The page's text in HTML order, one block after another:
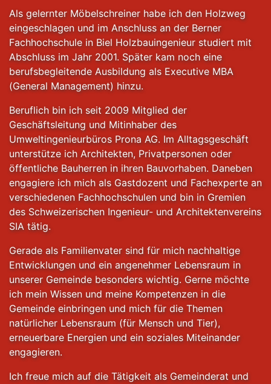
Als gelernter Möbelschreiner habe ich den Holzweg
eingeschlagen und im Anschluss an der Berner
Fachhochschule in Biel Holzbauingenieur studiert mit
Abschluss im Jahr 2001. Später kam noch eine
berufsbegleitende Ausbildung als Executive MBA
(General Management) hinzu.
Beruflich bin ich seit 2009 Mitglied der
Geschäftsleitung und Mitinhaber des
Umweltingenieurbüros Prona AG. Im Alltagsgeschäft
unterstütze ich Architekten, Privatpersonen oder
öffentliche Bauherren in ihren Bauvorhaben. Daneben
engagiere ich mich als Gastdozent und Fachexperte an
verschiedenen Fachhochschulen und bin in Gremien
des Schweizerischen Ingenieur- und Architektenvereins
SIA tätig.
Gerade als Familienvater sind für mich nachhaltige
Entwicklungen und ein angenehmer Lebensraum in
unserer Gemeinde besonders wichtig. Gerne möchte
ich mein Wissen und meine Kompetenzen in die
Gemeinde einbringen und mich für die Themen
natürlicher Lebensraum (für Mensch und Tier),
erneuerbare Energien und ein soziales Miteinander
engagieren.
Ich freue mich auf die Tätigkeit als Gemeinderat und